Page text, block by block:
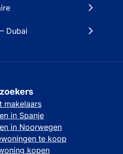
Dubai
makelaars
in Spanje
in Noorwegen
te koop
kopen